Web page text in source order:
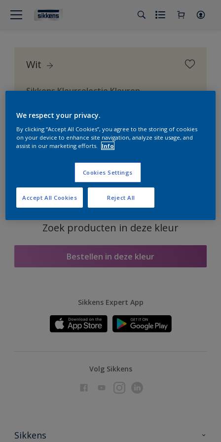
Wit
Sikkens Kleurselectie Kleuren
Zoek producten in deze kleur
Bestellen in deze kleur
Sikkens Expert App
Volg Sikkens
Sikkens
We respect your privacy.
By clicking “Accept All Cookies”, you agree to the storing of cookies
on your device to enhance site navigation, analyze site usage, and
assist in our marketing efforts.
Info
Cookies Settings
Reject All
Accept All Cookies